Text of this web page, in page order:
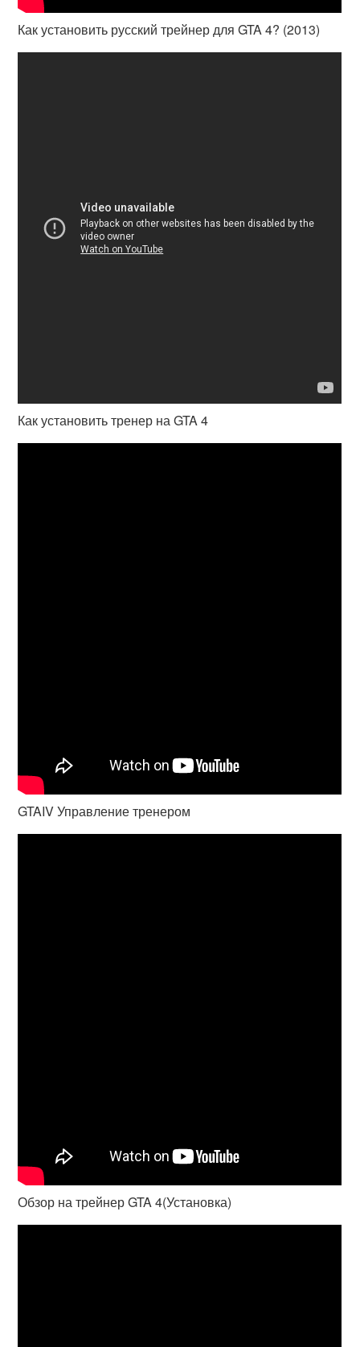
Как установить русский трейнер для GTA 4? (2013)
Как установить тренер на GTA 4
GTAIV Управление тренером
Обзор на трейнер GTA 4(Установка)